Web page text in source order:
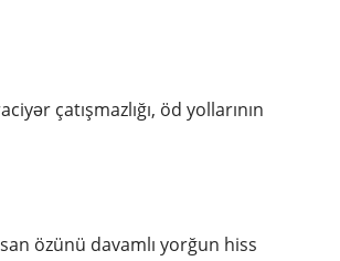
çatışmazlığı, öd yollarının
özünü davamlı yorğun hiss